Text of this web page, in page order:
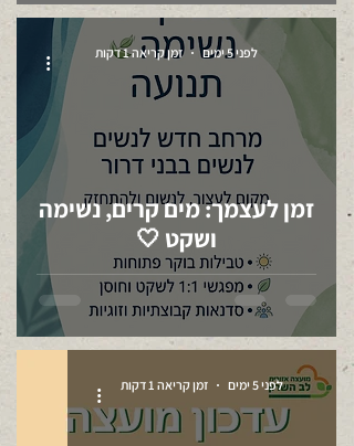
זמן לעצמך: מים קרים, נשימה
ושקט 🤍
לפני 5 ימים זמן קריאה 1 דקות
לפני 5 ימים זמן קריאה 1 דקות